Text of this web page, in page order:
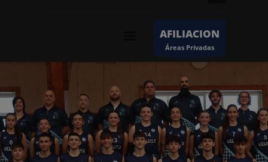
AFILIACION
Áreas Privadas